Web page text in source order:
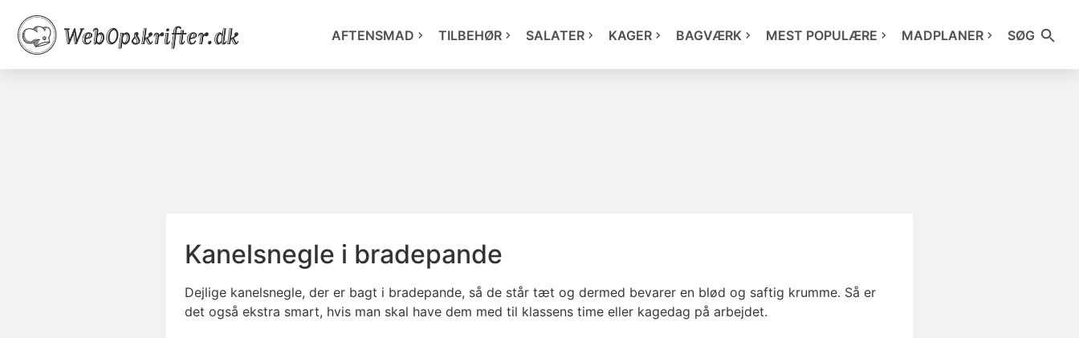
AFTENSMAD TILBEHØR SALATER KAGER BAGVÆRK MEST POPULÆRE MADPLANER SØG
Kanelsnegle i bradepande
Dejlige kanelsnegle, der er bagt i bradepande, så de står tæt og dermed bevarer en blød og saftig krumme. Så er
det også ekstra smart, hvis man skal have dem med til klassens time eller kagedag på arbejdet.